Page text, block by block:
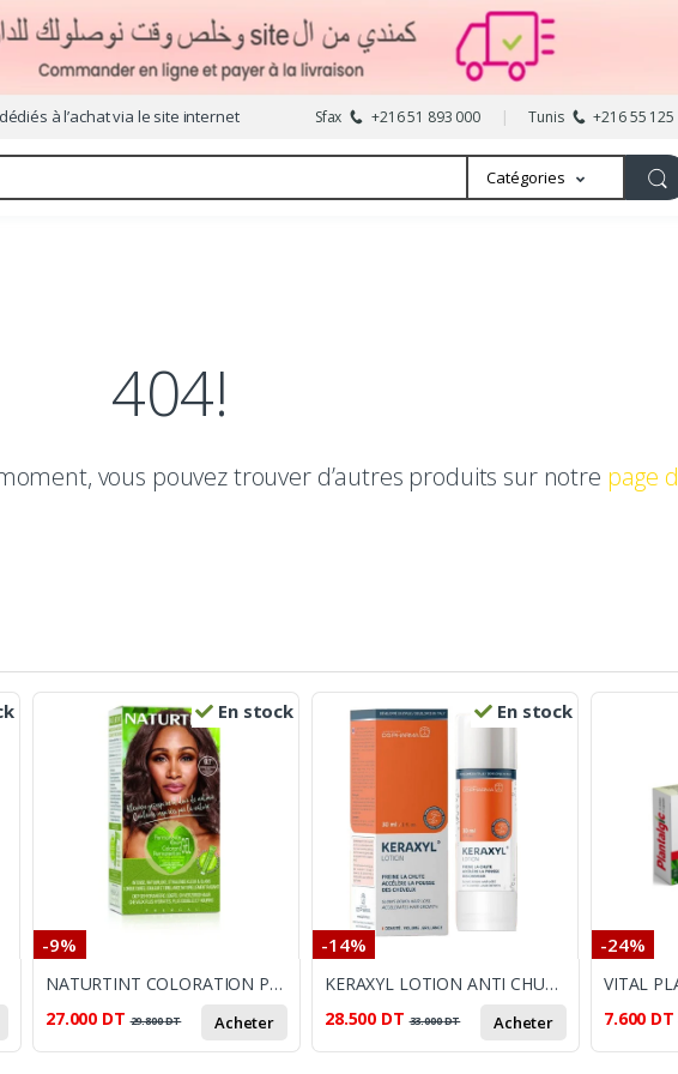
à l’achat via le site internet Sfax +216 51 893 000 Tunis +216 55 125
Catégories
404!
vous pouvez trouver d’autres produits sur notre page
En stock
-9%
NATURTINT COLORATION PERMANANTE 6.7 BLOND FONCE MARRON 170ML
27.000 DT 29.800DT Acheter
En stock
-14%
KERAXYL LOTION ANTI CHUTE 30 ML
28.500 DT 33.000DT Acheter
-24%
VITAL
7.600 DT